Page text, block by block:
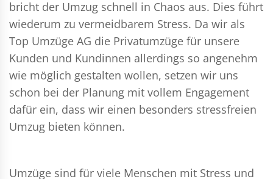
bricht der Umzug schnell in Chaos aus. Dies führt
wiederum zu vermeidbarem Stress. Da wir als
Top Umzüge AG die Privatumzüge für unsere
Kunden und Kundinnen allerdings so angenehm
wie möglich gestalten wollen, setzen wir uns
schon bei der Planung mit vollem Engagement
dafür ein, dass wir einen besonders stressfreien
Umzug bieten können.
Umzüge sind für viele Menschen mit Stress und